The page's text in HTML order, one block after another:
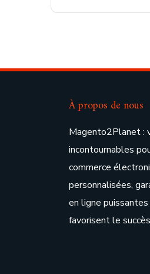
À propos de nous
Magento2Planet :
incontournables
commerce
personnalisées,
en ligne
favorisent le